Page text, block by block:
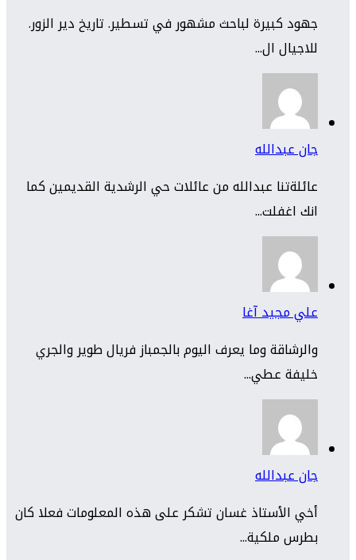
جهود كبيرة لباحث مشهور في تسطير. تاريخ دير الزور.
للاجيال ال...
جان عبدالله
عائلةتنا عبدالله من عائلات حي الرشدية القديمين كما
انك اغفلت...
علي مجيد آغا
والرشاقة وما يعرف اليوم بالجمباز فريال طوير والجري
خليفة عطي...
جان عبدالله
أخي الأستاذ غسان تشكر على هذه المعلومات فعلا كان
بطرس ملكية...